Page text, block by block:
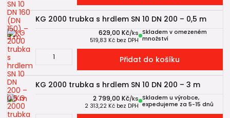
KG 2000 trubka s hrdlem SN 10 DN 200 – 0,5 m
629,00 Kč/ks
519,83 Kč bez DPH
Skladem v omezeném
množství
Přidat do košíku
KG 2000 trubka s hrdlem SN 10 DN 200 – 3 m
2 799,00 Kč/ks
2 313,22 Kč bez DPH
Skladem u výrobce,
expedujeme za 5-15 dnů